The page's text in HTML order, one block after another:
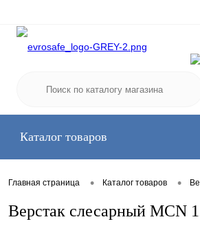
Каталог товаров
Главная страница • Каталог товаров •
Верстак слесарный MCN